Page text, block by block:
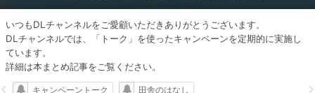
いつもDLチャンネルをご愛顧いただきありがとうございます。
DLチャンネルでは、「トーク」を使ったキャンペーンを定期的に実施し
ています。
詳細は本まとめ記事をご覧ください。
キャンペーントーク 田舎のはなし